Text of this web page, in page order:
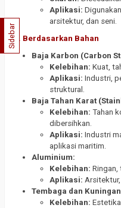
Aplikasi:
arsitektur, dan seni.
2. Berdasarkan Bahan
Baja Karbon (Carbon
Kelebihan: Kuat,
Aplikasi: Industri,
struktural.
Baja Tahan Karat
Kelebihan: Tahan
dibersihkan.
Aplikasi: Industri
aplikasi maritim.
Aluminium:
Kelebihan: Ringan,
Aplikasi:
Tembaga dan
Kelebihan:
Sidebar